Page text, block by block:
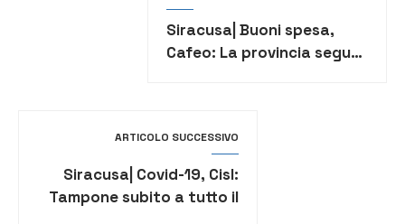
Siracusa| Buoni spesa,
Cafeo: La provincia segua
ARTICOLO SUCCESSIVO
Siracusa| Covid-19, Cisl:
Tampone subito a tutto il